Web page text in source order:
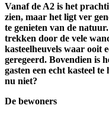
Vanaf de A2 is het
zien, maar het ligt ver
te genieten van de
trekken door de vele
kasteelheuvels waar ooit
geregeerd. Bovendien is
gasten een echt kasteel
nu niet?
De bewoners